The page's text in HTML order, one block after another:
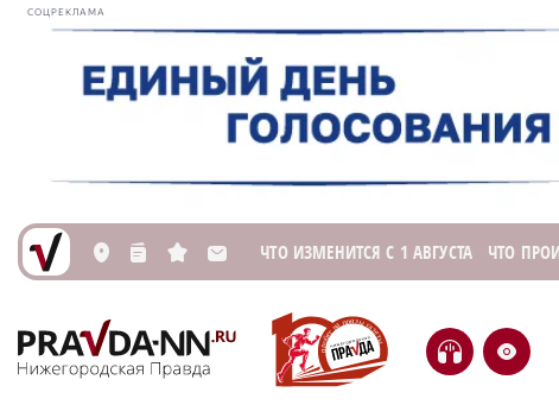
СОЦРЕКЛАМА
L n s M ЧТО ИЗМЕНИТСЯ С 1 АВГУСТА ЧТО
H e